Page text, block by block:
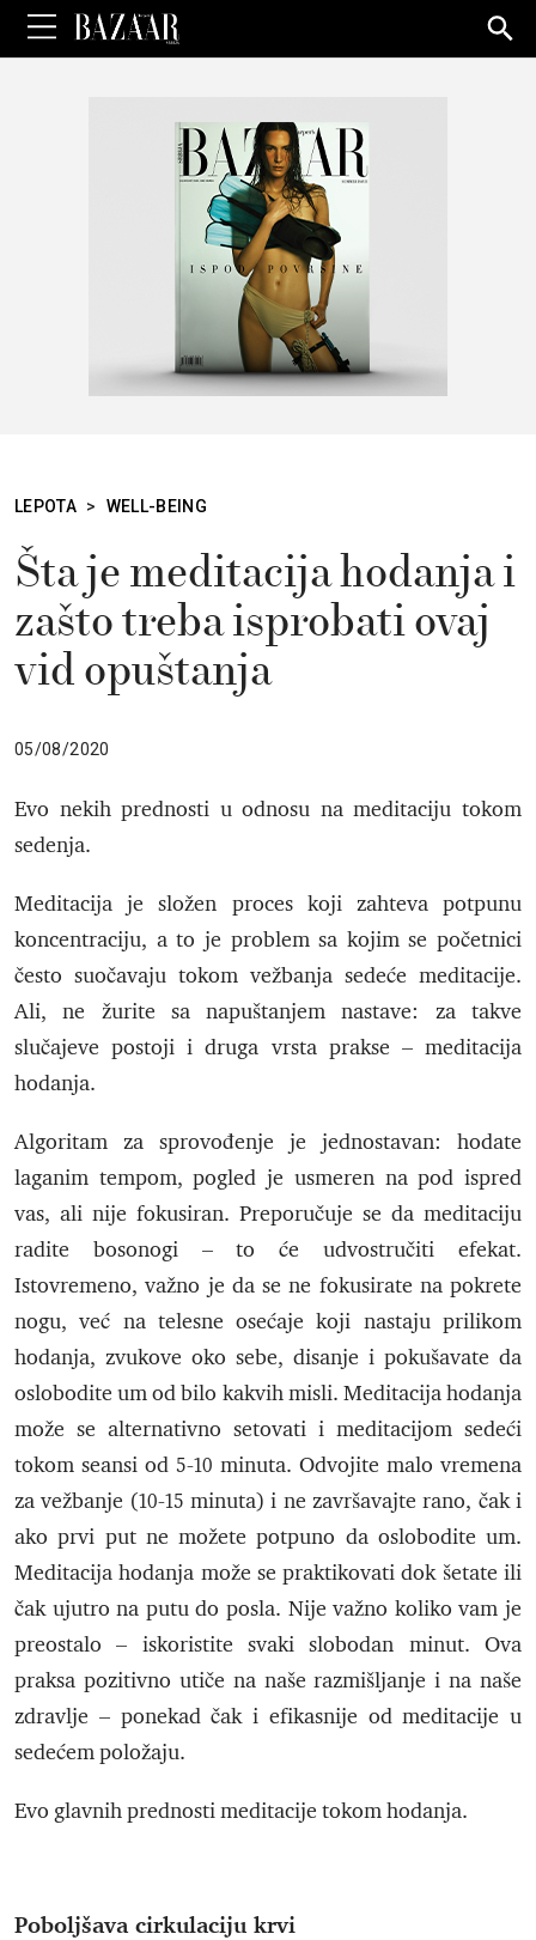
for:
LEPOTA > WELL-BEING
Šta je meditacija hodanja i
zašto treba isprobati ovaj
vid opuštanja
05/08/2020
Evo nekih prednosti u odnosu na meditaciju tokom
sedenja.
Meditacija je složen proces koji zahteva potpunu
koncentraciju, a to je problem sa kojim se početnici
često suočavaju tokom vežbanja sedeće meditacije.
Ali, ne žurite sa napuštanjem nastave: za takve
slučajeve postoji i druga vrsta prakse – meditacija
hodanja.
Algoritam za sprovođenje je jednostavan: hodate
laganim tempom, pogled je usmeren na pod ispred
vas, ali nije fokusiran. Preporučuje se da meditaciju
radite bosonogi – to će udvostručiti efekat.
Istovremeno, važno je da se ne fokusirate na pokrete
nogu, već na telesne osećaje koji nastaju prilikom
hodanja, zvukove oko sebe, disanje i pokušavate da
oslobodite um od bilo kakvih misli. Meditacija hodanja
može se alternativno setovati i meditacijom sedeći
tokom seansi od 5-10 minuta. Odvojite malo vremena
za vežbanje (10-15 minuta) i ne završavajte rano, čak i
ako prvi put ne možete potpuno da oslobodite um.
Meditacija hodanja može se praktikovati dok šetate ili
čak ujutro na putu do posla. Nije važno koliko vam je
preostalo – iskoristite svaki slobodan minut. Ova
praksa pozitivno utiče na naše razmišljanje i na naše
zdravlje – ponekad čak i efikasnije od meditacije u
sedećem položaju.
Evo glavnih prednosti meditacije tokom hodanja.
Poboljšava cirkulaciju krvi